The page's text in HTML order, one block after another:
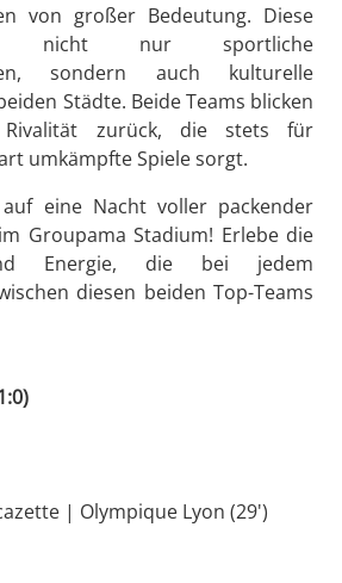
von großer Bedeutung. Diese
nicht nur sportliche
sondern auch kulturelle
Städte. Beide Teams blicken
zurück, die stets für
umkämpfte Spiele sorgt.
eine Nacht voller packender
Groupama Stadium! Erlebe die
Energie, die bei jedem
diesen beiden Top-Teams
| Olympique Lyon (29')